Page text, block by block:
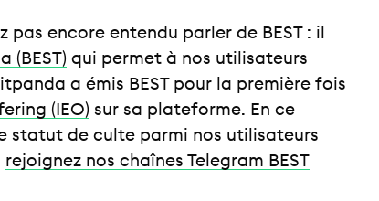
encore entendu parler de BEST : il
(BEST) qui permet à nos utilisateurs
a émis BEST pour la première fois
(IEO) sur sa plateforme. En ce
statut de culte parmi nos utilisateurs
rejoignez nos chaînes Telegram BEST